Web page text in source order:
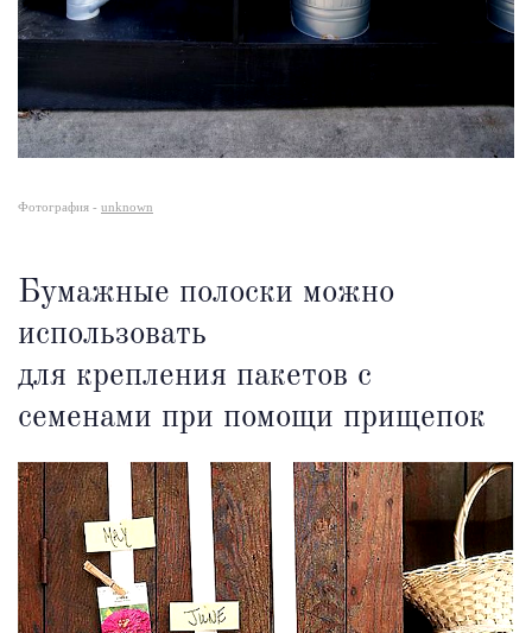
Фотография - unknown
Бумажные полоски можно
использовать
для крепления пакетов с
семенами при помощи прищепок